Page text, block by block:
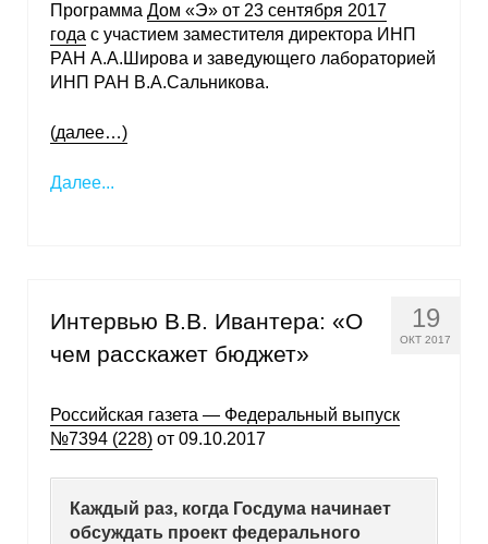
О совете
Регулярные прогнозы
Квартальный прогноз
Краткосрочный прогноз
Российская Система Климатического
экономика России»
Образование и карьера
Кафедра МФТИ
Программа Дом «Э» от 23 сентября 2017
года с участием заместителя директора ИНП
РАН А.А.Широва и заведующего лабораторией
ИНП РАН В.А.Сальникова.
(далее…)
Далее...
19
ОКТ 2017
Интервью В.В. Ивантера: «О
чем расскажет бюджет»
Российская газета — Федеральный выпуск
№7394 (228) от 09.10.2017
Каждый раз, когда Госдума начинает
обсуждать проект федерального